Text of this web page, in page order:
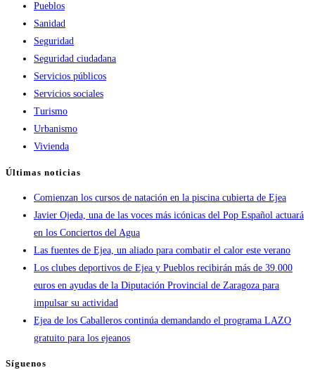
Pueblos
Sanidad
Seguridad
Seguridad ciudadana
Servicios públicos
Servicios sociales
Turismo
Urbanismo
Vivienda
Últimas noticias
Comienzan los cursos de natación en la piscina cubierta de Ejea
Javier Ojeda, una de las voces más icónicas del Pop Español actuará
en los Conciertos del Agua
Las fuentes de Ejea, un aliado para combatir el calor este verano
Los clubes deportivos de Ejea y Pueblos recibirán más de 39.000
euros en ayudas de la Diputación Provincial de Zaragoza para
impulsar su actividad
Ejea de los Caballeros continúa demandando el programa LAZO
gratuito para los ejeanos
Síguenos